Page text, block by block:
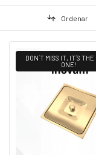
Ordenar
DON´T MISS IT, IT´S
ONE!